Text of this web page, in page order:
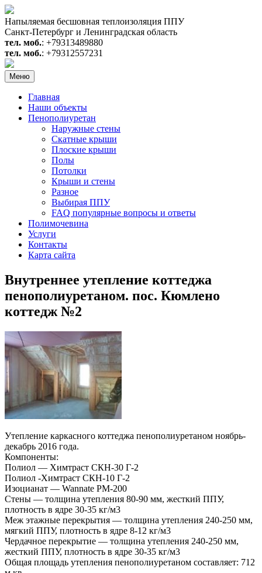
Перейти
к
содержимому
Напыляемая бесшовная теплоизоляция ППУ
Санкт-Петербург и Ленинградская область
тел. моб.: +79313489880
тел. моб.: +79312557231
Меню
Главная
Наши объекты
Пенополиуретан
Наружные стены
Скатные крыши
Плоские крыши
Полы
Потолки
Крыши и стены
Разное
Выбирая ППУ
FAQ популярные вопросы и ответы
Полимочевина
Услуги
Контакты
Карта сайта
Внутреннее утепление коттеджа
пенополиуретаном. пос. Кюмлено
коттедж №2
Утепление каркасного коттеджа пенополиуретаном ноябрь-
декабрь 2016 года.
Компоненты:
Полиол — Химтраст СКН-30 Г-2
Полиол -Химтраст СКН-10 Г-2
Изоцианат — Wannate PM-200
Стены — толщина утепления 80-90 мм, жесткий ППУ,
плотность в ядре 30-35 кг/м3
Меж этажные перекрытия — толщина утепления 240-250 мм,
мягкий ППУ, плотность в ядре 8-12 кг/м3
Чердачное перекрытие — толщина утепления 240-250 мм,
жесткий ППУ, плотность в ядре 30-35 кг/м3
Общая площадь утепления пенополиуретаном составляет: 712